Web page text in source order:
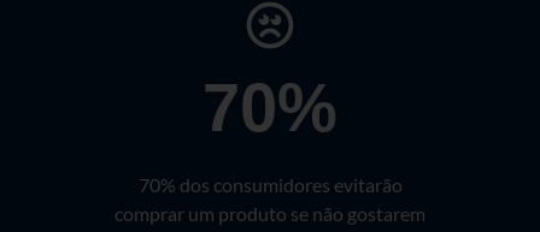
70%
70% dos consumidores evitarão
comprar um produto se não gostarem